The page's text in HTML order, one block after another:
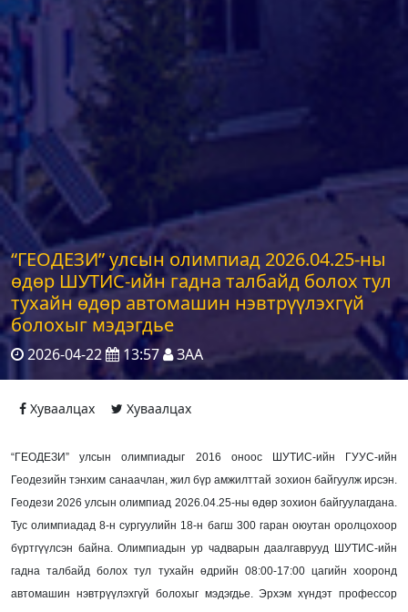
“ГЕОДЕЗИ” улсын олимпиад 2026.04.25-ны
өдөр ШУТИС-ийн гадна талбайд болох тул
тухайн өдөр автомашин нэвтрүүлэхгүй
болохыг мэдэгдье
2026-04-22 13:57 ЗАА
Хуваалцах Хуваалцах
“ГЕОДЕЗИ” улсын олимпиадыг 2016 оноос ШУТИС-ийн ГУУС-ийн
Геодезийн тэнхим санаачлан, жил бүр амжилттай зохион байгуулж ирсэн.
Геодези 2026 улсын олимпиад 2026.04.25-ны өдөр зохион байгуулагдана.
Тус олимпиадад 8-н сургуулийн 18-н багш 300 гаран оюутан оролцохоор
бүртгүүлсэн байна. Олимпиадын ур чадварын даалгаврууд ШУТИС-ийн
гадна талбайд болох тул тухайн өдрийн 08:00-17:00 цагийн хооронд
автомашин нэвтрүүлэхгүй болохыг мэдэгдье. Эрхэм хүндэт профессор